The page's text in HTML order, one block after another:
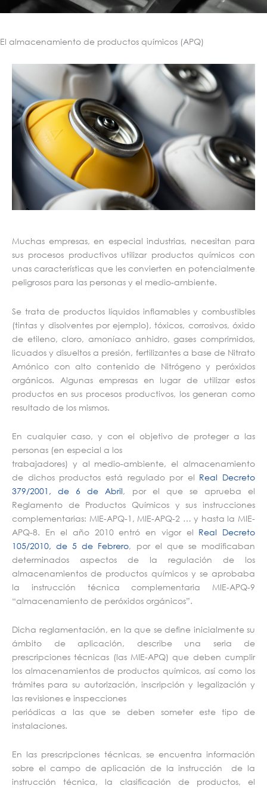
El almacenamiento de productos químicos (APQ)
Muchas empresas, en especial industrias, necesitan para
sus procesos productivos utilizar productos químicos con
unas características que les convierten en potencialmente
peligrosos para las personas y el medio-ambiente.
Se trata de productos líquidos inflamables y combustibles
(tintas y disolventes por ejemplo), tóxicos, corrosivos, óxido
de etileno, cloro, amoníaco anhidro, gases comprimidos,
licuados y disueltos a presión, fertilizantes a base de Nitrato
Amónico con alto contenido de Nitrógeno y peróxidos
orgánicos. Algunas empresas en lugar de utilizar estos
productos en sus procesos productivos, los generan como
resultado de los mismos.
En cualquier caso, y con el objetivo de proteger a las
personas (en especial a los
trabajadores) y al medio-ambiente, el almacenamiento
de dichos productos está regulado por el Real Decreto
379/2001, de 6 de Abril, por el que se aprueba el
Reglamento de Productos Químicos y sus instrucciones
complementarias: MIE-APQ-1, MIE-APQ-2 … y hasta la MIE-
APQ-8. En el año 2010 entró en vigor el Real Decreto
105/2010, de 5 de Febrero, por el que se modificaban
determinados aspectos de la regulación de los
almacenamientos de productos químicos y se aprobaba
la instrucción técnica complementaria MIE-APQ-9
“almacenamiento de peróxidos orgánicos”.
Dicha reglamentación, en la que se define inicialmente su
ámbito de aplicación, describe una seria de
prescripciones técnicas (las MIE-APQ) que deben cumplir
los almacenamientos de productos químicos, así como los
trámites para su autorización, inscripción y legalización y
las revisiones e inspecciones
periódicas a las que se deben someter este tipo de
instalaciones.
En las prescripciones técnicas, se encuentra información
sobre el campo de aplicación de la instrucción de la
instrucción técnica, la clasificación de productos, el